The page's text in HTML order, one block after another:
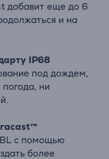
добавит еще до 6
и на
IP68
под дождем,
ни
с помощью
более